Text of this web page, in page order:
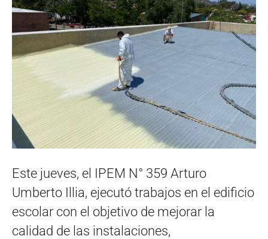
Este jueves, el IPEM N° 359 Arturo
Umberto Illia, ejecutó trabajos en el edificio
escolar con el objetivo de mejorar la
calidad de las instalaciones,